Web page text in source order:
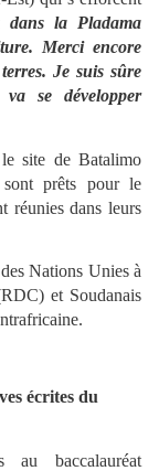
la Pladama
Merci encore
Je suis sûre
se développer
le site de Batalimo
prêts pour le
réunies dans leurs
Nations Unies à
et Soudanais
écrites du
baccalauréat